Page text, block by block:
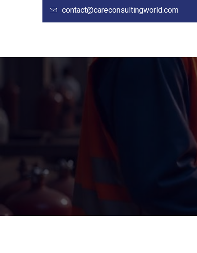
contact@careconsultingworld.com